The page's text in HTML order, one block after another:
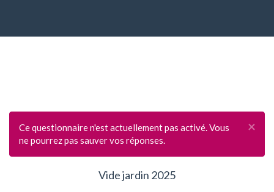
×
Ce questionnaire n'est actuellement pas activé. Vous
ne pourrez pas sauver vos réponses.
Vide jardin 2025